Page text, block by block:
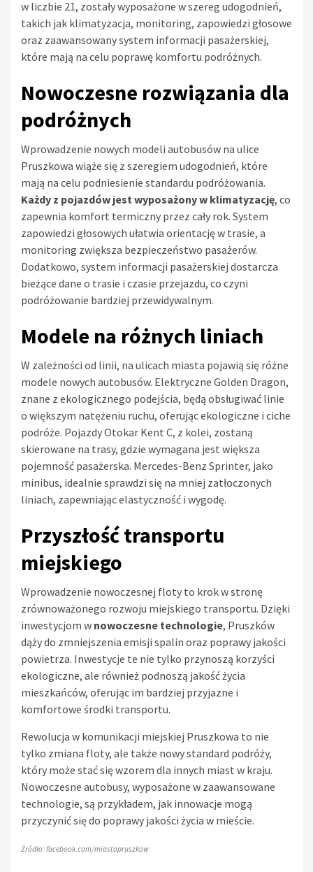
w liczbie 21, zostały wyposażone w szereg udogodnień,
takich jak klimatyzacja, monitoring, zapowiedzi głosowe
oraz zaawansowany system informacji pasażerskiej,
które mają na celu poprawę komfortu podróżnych.
Nowoczesne rozwiązania dla
podróżnych
Wprowadzenie nowych modeli autobusów na ulice
Pruszkowa wiąże się z szeregiem udogodnień, które
mają na celu podniesienie standardu podróżowania.
Każdy z pojazdów jest wyposażony w klimatyzację, co
zapewnia komfort termiczny przez cały rok. System
zapowiedzi głosowych ułatwia orientację w trasie, a
monitoring zwiększa bezpieczeństwo pasażerów.
Dodatkowo, system informacji pasażerskiej dostarcza
bieżące dane o trasie i czasie przejazdu, co czyni
podróżowanie bardziej przewidywalnym.
Modele na różnych liniach
W zależności od linii, na ulicach miasta pojawią się różne
modele nowych autobusów. Elektryczne Golden Dragon,
znane z ekologicznego podejścia, będą obsługiwać linie
o większym natężeniu ruchu, oferując ekologiczne i ciche
podróże. Pojazdy Otokar Kent C, z kolei, zostaną
skierowane na trasy, gdzie wymagana jest większa
pojemność pasażerska. Mercedes-Benz Sprinter, jako
minibus, idealnie sprawdzi się na mniej zatłoczonych
liniach, zapewniając elastyczność i wygodę.
Przyszłość transportu
miejskiego
Wprowadzenie nowoczesnej floty to krok w stronę
zrównoważonego rozwoju miejskiego transportu. Dzięki
inwestycjom w nowoczesne technologie, Pruszków
dąży do zmniejszenia emisji spalin oraz poprawy jakości
powietrza. Inwestycje te nie tylko przynoszą korzyści
ekologiczne, ale również podnoszą jakość życia
mieszkańców, oferując im bardziej przyjazne i
komfortowe środki transportu.
Rewolucja w komunikacji miejskiej Pruszkowa to nie
tylko zmiana floty, ale także nowy standard podróży,
który może stać się wzorem dla innych miast w kraju.
Nowoczesne autobusy, wyposażone w zaawansowane
technologie, są przykładem, jak innowacje mogą
przyczynić się do poprawy jakości życia w mieście.
Źródło: facebook.com/miastopruszkow